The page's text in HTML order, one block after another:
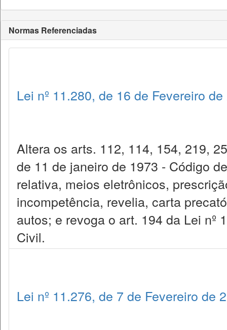
Normas Referenciadas
Lei nº 11.280, de 16 de Fevereiro
Altera os arts. 112, 114, 154, 219,
de 11 de janeiro de 1973 - Código
relativa, meios eletrônicos,
incompetência, revelia, carta
autos; e revoga o art. 194 da Lei nº
Civil.
Lei nº 11.276, de 7 de Fevereiro de